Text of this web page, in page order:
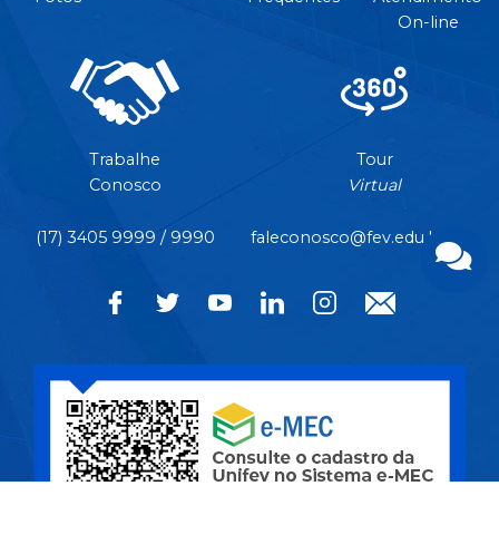
On-line
Trabalhe
Conosco
Tour
Virtual
(17) 3405 9999 / 9990 faleconosco@fev.edu.br